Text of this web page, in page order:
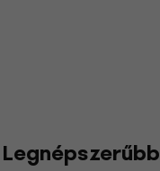
Legnépszerűbb